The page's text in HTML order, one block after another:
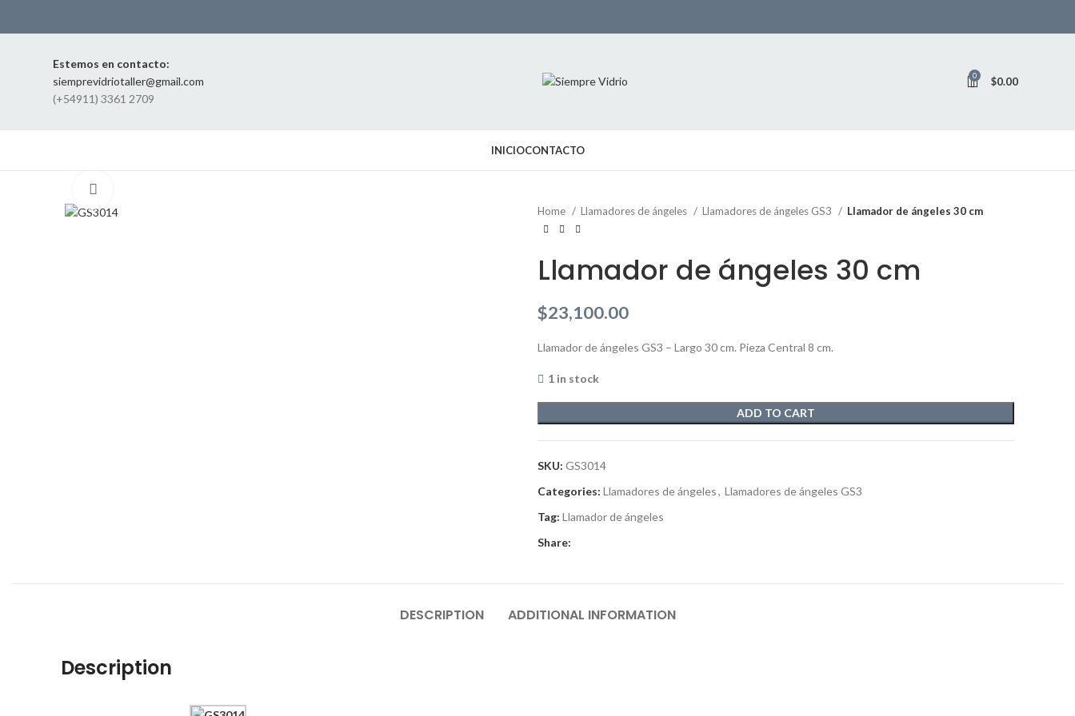
Estemos en contacto:
siemprevidriotaller@gmail.com
(+54911) 3361 2709
0 $0.00
INICIOCONTACTO
Home Llamadores de ángeles Llamadores de ángeles GS3 Llamador de ángeles 30 cm
Llamador de ángeles 30 cm
$23,100.00
Llamador de ángeles GS3 – Largo 30 cm. Pieza Central 8 cm.
1 in stock
ADD TO CART
SKU: GS3014
Categories: Llamadores de ángeles, Llamadores de ángeles GS3
Tag: Llamador de ángeles
Share:
DESCRIPTION ADDITIONAL INFORMATION
Description